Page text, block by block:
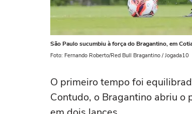
São Paulo sucumbiu à força do Bragantino, em
Foto: Fernando Roberto/Red Bull Bragantino / Jogada10
O primeiro tempo foi
Contudo, o Bragantino abriu o